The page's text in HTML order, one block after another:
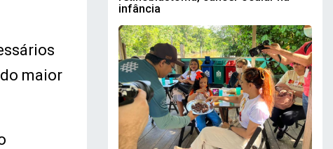
maior
infância